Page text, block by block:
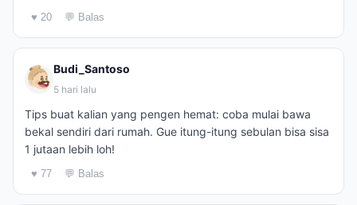
♥ 20 💬 Balas
Budi_Santoso
5 hari lalu
Tips buat kalian yang pengen hemat: coba mulai bawa
bekal sendiri dari rumah. Gue itung-itung sebulan bisa sisa
1 jutaan lebih loh!
♥ 77 💬 Balas